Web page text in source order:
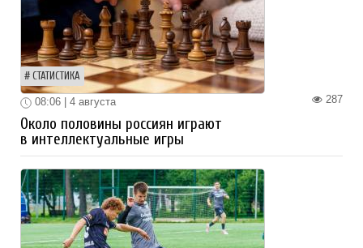
СТАТИСТИКА
287
08:06 | 4 августа
Около половины россиян играют
в интеллектуальные игры